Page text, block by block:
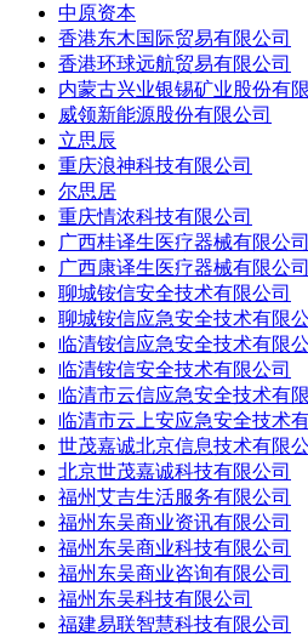
中原资本
香港东木国际贸易有限公司
香港环球远航贸易有限公司
内蒙古兴业银锡矿业股份有
威领新能源股份有限公司
立思辰
重庆浪神科技有限公司
尔思居
重庆情浓科技有限公司
广西桂译生医疗器械有限公司
广西康译生医疗器械有限公司
聊城铵信安全技术有限公司
聊城铵信应急安全技术有限
临清铵信应急安全技术有限
临清铵信安全技术有限公司
临清市云信应急安全技术有
临清市云上安应急安全技术
世茂嘉诚北京信息技术有限
北京世茂嘉诚科技有限公司
福州艾吉生活服务有限公司
福州东吴商业资讯有限公司
福州东吴商业科技有限公司
福州东吴商业咨询有限公司
福州东吴科技有限公司
福建易联智慧科技有限公司